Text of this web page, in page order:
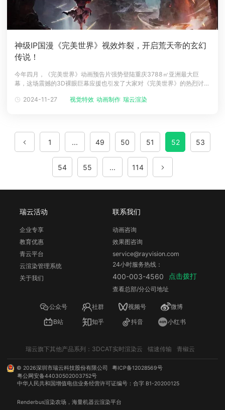
神级IP国漫《完美世界》视效炸裂，开启荒天帝的玄幻
传说！
今年四月，《完美世界》动画预告片强势登陆重庆3788㎡亚洲最大巨
幕，这场震撼的3D裸眼巨幕应援也引发了大家对《完美世界》的热烈讨论
上荧幕，如大家熟悉的《斗破苍穹》、《星辰变》等。《完美世界》也同
2024-11-27 视觉特效 动画制作 瑞云渲染
1 ... 49 50 51 52 53
54 55 ... 114
瑞云活动
企业专享
教育优惠
青云平台
云渲染管理系统
关于我们
联系我们
动画咨询
效果图咨询
service@rayvision.com
24小时服务热线：
400-003-4560 点击拨打
查看总部/分公司地址
公众号 社群 视频号
微博
B站
知乎 抖音 小红书
瑞云旗下其他产品系列： 3DCAT实时渲染云 镭速传输 青椒云
© 2026深圳市瑞云科技股份有限公司
粤ICP备12028569号
粤公网安备44030502003752号
中华人民共和国增值电信业务经营许可证编号：合字 B1-20200125
Renderbus渲染农场 ，海量机器云渲染平台